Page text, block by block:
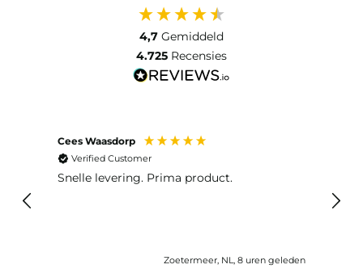
4,7 Gemiddeld
4.725 Recensies
Cees Waasdorp
Verified Customer
Snelle levering. Prima product.
Zoetermeer, NL, 8 uren geleden
lang